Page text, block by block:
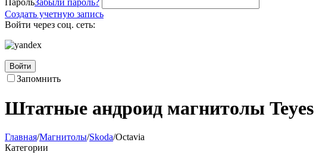
ПарольЗабыли пароль?
Создать учетную запись
Войти через соц. сеть:
Войти
Запомнить
Штатные андроид магнитолы
Главная/Магнитолы/Skoda/Octavia
Категории